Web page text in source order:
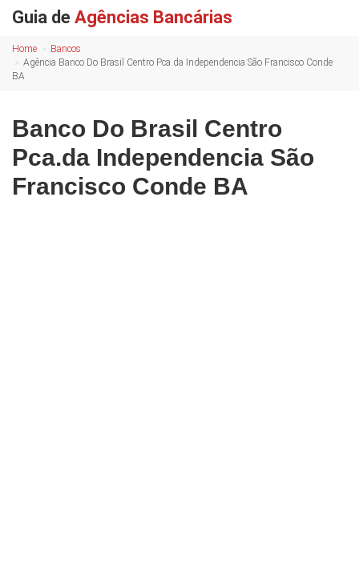
Guia de Agências Bancárias
Home
Bancos
Agência Banco Do Brasil Centro Pca.da Independencia São Francisco Conde
BA
Banco Do Brasil Centro
Pca.da Independencia São
Francisco Conde BA